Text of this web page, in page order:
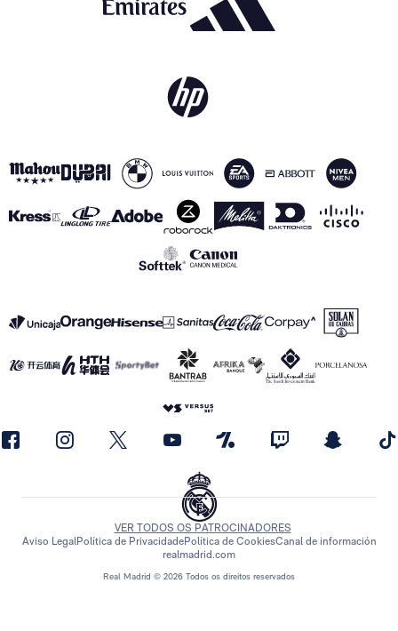
Real Madrid © 2026 Todos os direitos reservados
VER TODOS OS PATROCINADORES
Aviso LegalPolítica de PrivacidadePolítica de CookiesCanal de información
realmadrid.com